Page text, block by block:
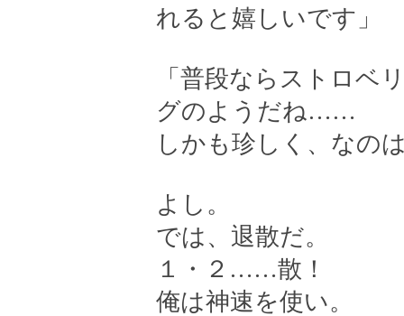
れると嬉しいです」
「普段ならストロベ
グのようだね……
しかも珍しく、なの
よし。
では、退散だ。
１・２……散！
俺は神速を使い。